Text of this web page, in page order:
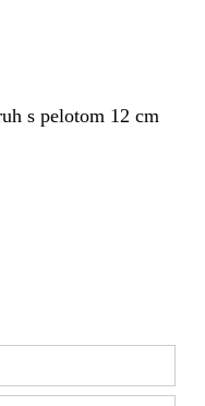
s pelotom 12 cm